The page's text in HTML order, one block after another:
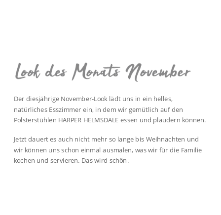
Der diesjährige November-Look lädt uns in ein helles,
natürliches Esszimmer ein, in dem wir gemütlich auf den
Polsterstühlen HARPER HELMSDALE essen und plaudern können.
Jetzt dauert es auch nicht mehr so lange bis Weihnachten und
wir können uns schon einmal ausmalen, was wir für die Familie
kochen und servieren. Das wird schön.